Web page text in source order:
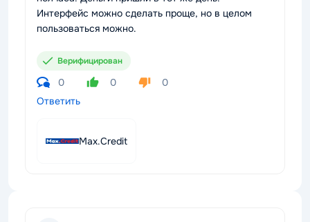
Интерфейс можно сделать проще, но в целом
пользоваться можно.
Верифицирован
0 0
0
Ответить
Max.Credit